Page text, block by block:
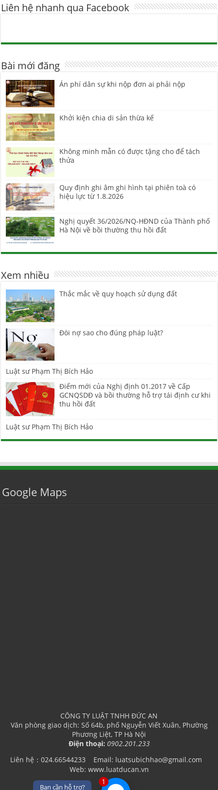
1
Bạn cần hỗ trợ?
Liên hệ nhanh qua Facebook
Bài mới đăng
Án phí dân sự khi nộp đơn ai phải nộp
Khởi kiện chia di sản thừa kế
Không minh mẫn có được tặng cho để tách
thửa
Quy định ghi âm ghi hình tại phiên toà có
hiệu lực từ 1.8.2026
Nghị quyết 36/2026/NQ-HĐND của Thành phố
Hà Nội về bồi thường thu hồi đất
Xem nhiều
Thắc mắc về quy hoạch sử dụng đất
Đòi nợ sao cho đúng pháp luật?
Luật sư Phạm Thị Bích Hảo
Điểm mới của Nghị định 01.2017 về Cấp
GCNQSDĐ và bồi thường hỗ trợ tái định cư khi
thu hồi đất
Luật sư Phạm Thị Bích Hảo
Google Maps
CÔNG TY LUẬT TNHH ĐỨC AN
Văn phòng giao dịch: Số 64b, phố Nguyễn Viết Xuân, Phường
Phương Liệt, TP Hà Nội
Điện thoại: 0902.201.233
Liên hệ：024.66544233 Email: luatsubichhao@gmail.com
Web: www.luatducan.vn